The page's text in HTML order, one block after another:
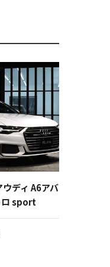
ディ A6アバ
ロ sport